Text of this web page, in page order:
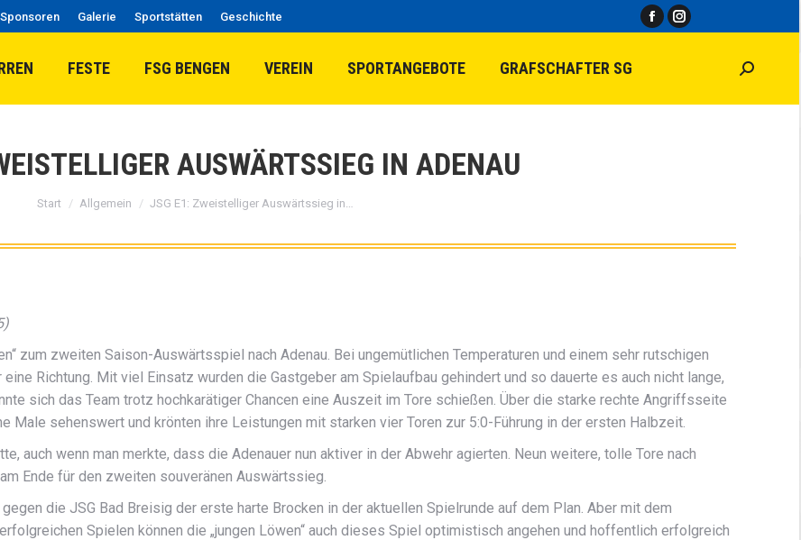
Sponsoren Galerie Sportstätten Geschichte
FacebookInstagram
FESTE FSG BENGEN VEREIN SPORTANGEBOTE GRAFSCHAFTER SG Search:
AUSWÄRTSSIEG IN ADENAU
Sie befinden sich hier:
Start Allgemein JSG E1: Zweistelliger Auswärtssieg in…
zum zweiten Saison-Auswärtsspiel nach Adenau. Bei ungemütlichen Temperaturen und einem sehr rutschigen
Richtung. Mit viel Einsatz wurden die Gastgeber am Spielaufbau gehindert und so dauerte es auch nicht lange,
sich das Team trotz hochkarätiger Chancen eine Auszeit im Tore schießen. Über die starke rechte Angriffsseite
Male sehenswert und krönten ihre Leistungen mit starken vier Toren zur 5:0-Führung in der ersten Halbzeit.
auch wenn man merkte, dass die Adenauer nun aktiver in der Abwehr agierten. Neun weitere, tolle Tore nach
Ende für den zweiten souveränen Auswärtssieg.
die JSG Bad Breisig der erste harte Brocken in der aktuellen Spielrunde auf dem Plan. Aber mit dem
Spielen können die „jungen Löwen“ auch dieses Spiel optimistisch angehen und hoffentlich erfolgreich